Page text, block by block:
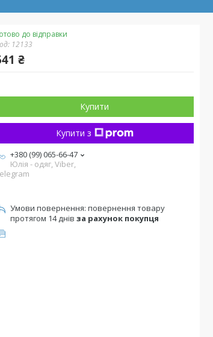
до відправки
12133
₴
Купити
Купити з
+380 (99) 065-66-47
Юлія - одяг, Viber,
повернення товару
протягом 14 днів за рахунок покупця